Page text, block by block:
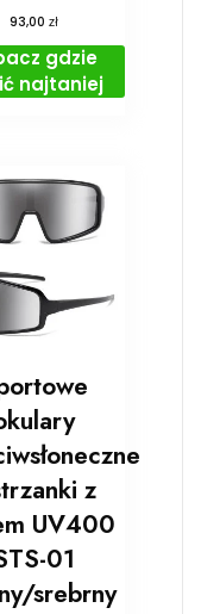
93,00 zł
gdzie
najtaniej
z
UV400
01
srebrny